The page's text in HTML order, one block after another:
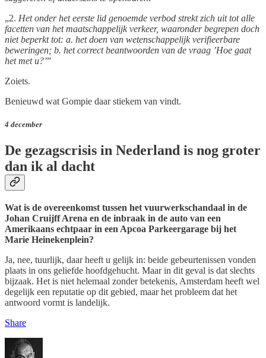
„2. Het onder het eerste lid genoemde verbod strekt zich uit tot alle
facetten van het maatschappelijk verkeer, waaronder begrepen doch
niet beperkt tot: a. het doen van wetenschappelijk verifieerbare
beweringen; b. het correct beantwoorden van de vraag ’Hoe gaat
het met u?’”
Zoiets.
Benieuwd wat Gompie daar stiekem van vindt.
4 december
De gezagscrisis in Nederland is nog groter
dan ik al dacht
Wat is de overeenkomst tussen het vuurwerkschandaal in de
Johan Cruijff Arena en de inbraak in de auto van een
Amerikaans echtpaar in een Apcoa Parkeergarage bij het
Marie Heinekenplein?
Ja, nee, tuurlijk, daar heeft u gelijk in: beide gebeurtenissen vonden
plaats in ons geliefde hoofdgehucht. Maar in dit geval is dat slechts
bijzaak. Het is niet helemaal zonder betekenis, Amsterdam heeft wel
degelijk een reputatie op dit gebied, maar het probleem dat het
antwoord vormt is landelijk.
Share